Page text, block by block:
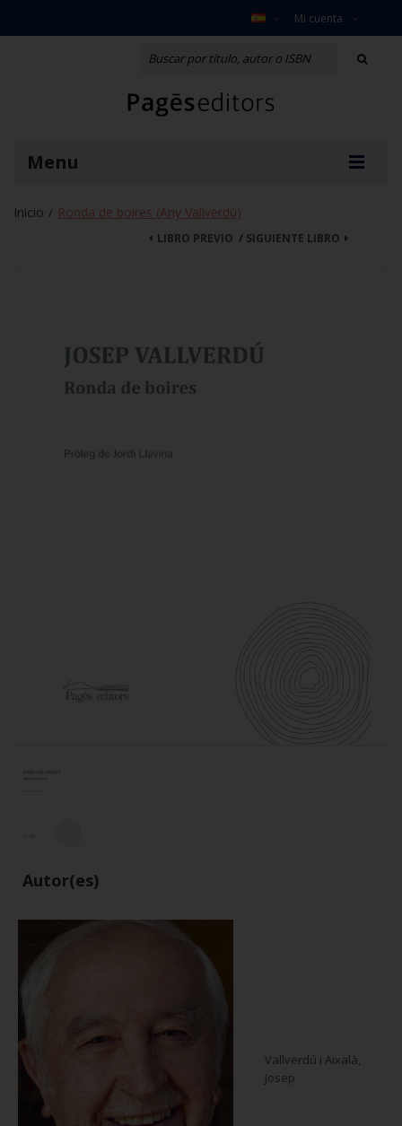
Mi cuenta
Menu
Inicio / Ronda de boires (Any Vallverdú)
SIGUIENTE LIBRO
LIBRO PREVIO /
Autor(es)
Vallverdú i Aixalà,
Josep